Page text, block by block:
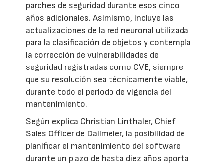
parches de seguridad durante esos cinco
años adicionales. Asimismo, incluye las
actualizaciones de la red neuronal utilizada
para la clasificación de objetos y contempla
la corrección de vulnerabilidades de
seguridad registradas como CVE, siempre
que su resolución sea técnicamente viable,
durante todo el periodo de vigencia del
mantenimiento.
Según explica Christian Linthaler, Chief
Sales Officer de Dallmeier, la posibilidad de
planificar el mantenimiento del software
durante un plazo de hasta diez años aporta